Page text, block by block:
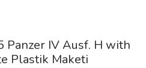
Panzer IV Ausf. H with
Plastik Maketi